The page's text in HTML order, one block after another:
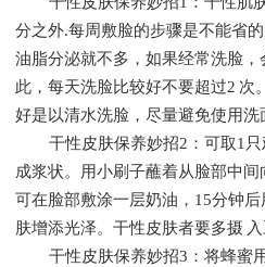
分之外.每周敷脸的步骤是不能省
油脂分泌就不多，如果经常洗脸
此，每天洗脸比较好不要超过2 次
好是以清水洗脸，尽量避免使用洗
干性皮肤保养妙招2：可取1
成浆状。用小刷子蘸着从脸部中
可在脸部敷涂一层奶油，15分钟
肤增添光泽。干性皮肤者要多摄
干性皮肤保养妙招3：将蜂蜜